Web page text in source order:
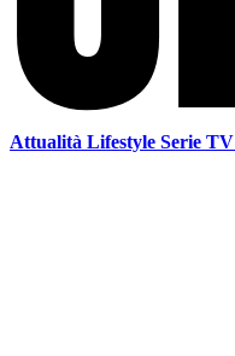
Attualità Lifestyle Serie TV